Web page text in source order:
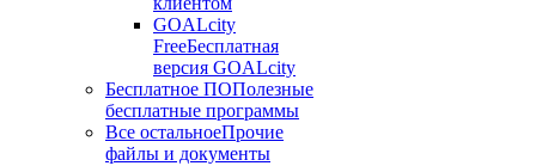
GOALcity
FreeБесплатная
версия GOALcity
Бесплатное ПОПолезные
бесплатные программы
Все остальноеПрочие
файлы и документы